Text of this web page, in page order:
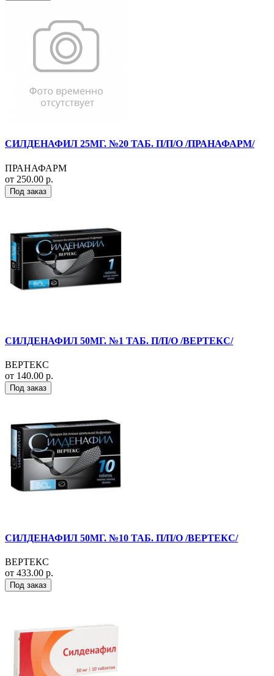
СИЛДЕНАФИЛ 25МГ. №20 ТАБ. П/П/О /ПРАНАФАРМ/
ПРАНАФАРМ
от 250.00 р.
Под заказ
СИЛДЕНАФИЛ 50МГ. №1 ТАБ. П/П/О /ВЕРТЕКС/
ВЕРТЕКС
от 140.00 р.
Под заказ
СИЛДЕНАФИЛ 50МГ. №10 ТАБ. П/П/О /ВЕРТЕКС/
ВЕРТЕКС
от 433.00 р.
Под заказ